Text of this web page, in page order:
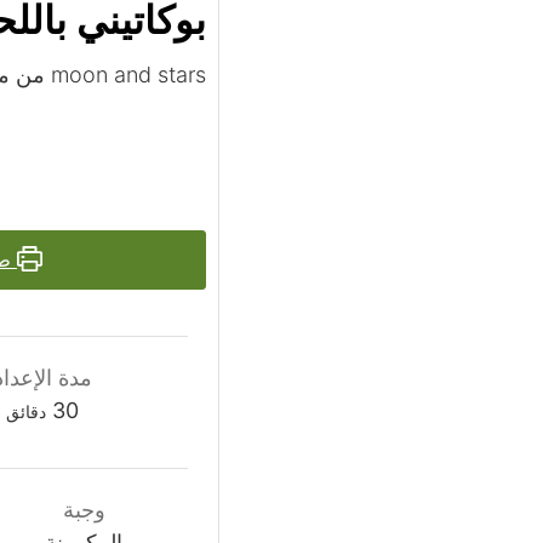
بوكاتيني
moon and stars من منتدي لك
مدة
30دقائق
دقائق
وجبة